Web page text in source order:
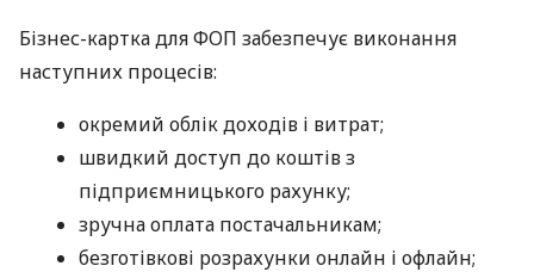
Бізнес-картка для ФОП забезпечує виконання
наступних процесів:
окремий облік доходів і витрат;
швидкий доступ до коштів з
підприємницького рахунку;
зручна оплата постачальникам;
безготівкові розрахунки онлайн і офлайн;